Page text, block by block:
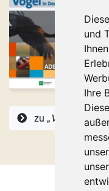
und
Ihre
zu „ Vögel in